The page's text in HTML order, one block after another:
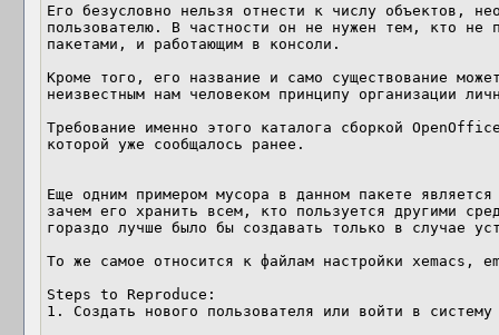
Его безусловно нельзя отнести к числу объектов,
пользователю. В частности он не нужен тем, кто не
пакетами, и работающим в консоли.
Кроме того, его название и само существование
неизвестным нам человеком принципу организации
Требование именно этого каталога сборкой
которой уже сообщалось ранее.
Еще одним примером мусора в данном пакете
зачем его хранить всем, кто пользуется другими
гораздо лучше было бы создавать только в случае
То же самое относится к файлам настройки
Steps to Reproduce:
1. Создать нового пользователя или войти в систему